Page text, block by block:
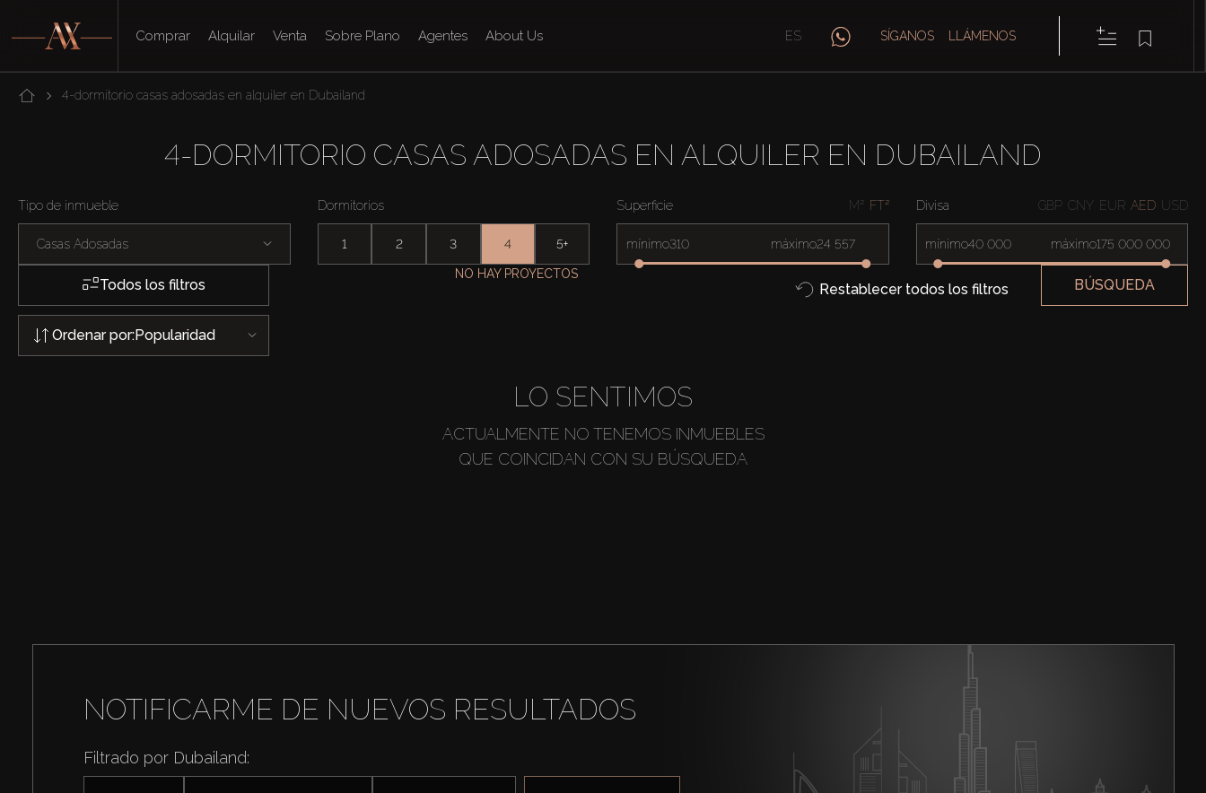
Comprar Alquilar Venta Sobre Plano Agentes About Us ES SÍGANOS LLÁMENOS
4-dormitorio casas adosadas en alquiler en Dubailand
4-DORMITORIO CASAS ADOSADAS EN ALQUILER EN DUBAILAND
Tipo de inmueble
Casas Adosadas
Dormitorios
1 2 3 4 5+
Superficie M² FT²
mínimo máximo
Divisa GBP CNY EUR AED USD
mínimo máximo
Todos los filtros
NO HAY PROYECTOS
Restablecer todos los filtros BÚSQUEDA
Ordenar por:Popularidad
LO SENTIMOS
ACTUALMENTE NO TENEMOS INMUEBLES
QUE COINCIDAN CON SU BÚSQUEDA
NOTIFICARME DE NUEVOS RESULTADOS
Filtrado por Dubailand: